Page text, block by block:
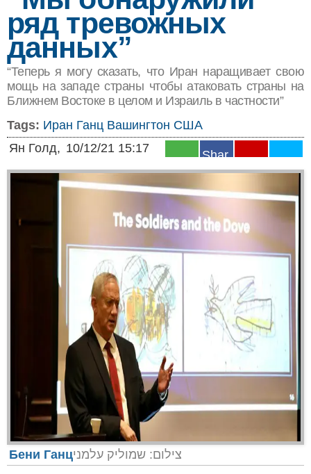
ряд тревожных
данных”
“Теперь я могу сказать, что Иран наращивает свою
мощь на западе страны чтобы атаковать страны на
Ближнем Востоке в целом и Израиль в частности”
Tags: Иран Ганц Вашингтон США
Ян Голд, 10/12/21 15:17
Shar
Бени Ганцצילום: שמוליק עלמני